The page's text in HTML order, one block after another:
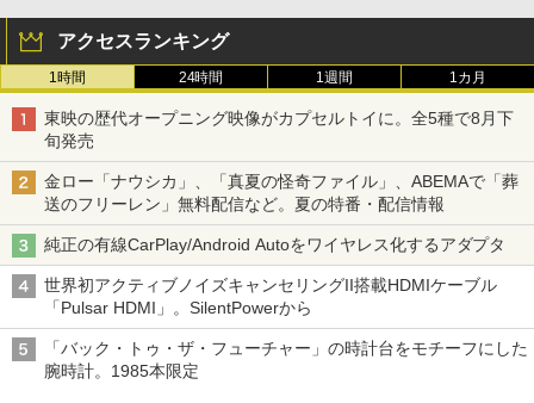
アクセスランキング
1時間 24時間 1週間 1カ月
東映の歴代オープニング映像がカプセルトイに。全5種で8月下
旬発売
金ロー「ナウシカ」、「真夏の怪奇ファイル」、ABEMAで「葬
送のフリーレン」無料配信など。夏の特番・配信情報
純正の有線CarPlay/Android Autoをワイヤレス化するアダプタ
世界初アクティブノイズキャンセリングII搭載HDMIケーブル
「Pulsar HDMI」。SilentPowerから
「バック・トゥ・ザ・フューチャー」の時計台をモチーフにした
腕時計。1985本限定